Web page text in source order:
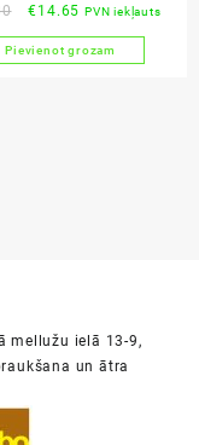
Original
price
was:
€14.65 Current
price
is:
PVN iekļauts
Pievienot grozam
mellužu ielā 13-9,
un ātra